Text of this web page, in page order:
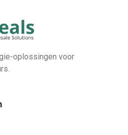
oplossingen voor